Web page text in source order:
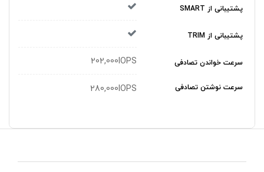
پشتیبانی از SMART
پشتیبانی از TRIM
سرعت خواندن تصادفی 202,000IOPS
سرعت نوشتن تصادفی 280,000IOPS